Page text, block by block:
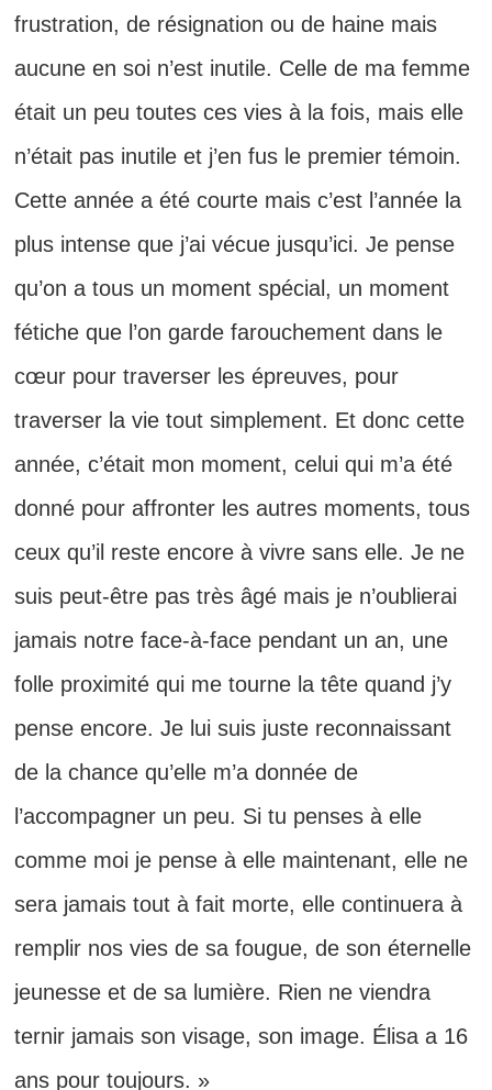
frustration, de résignation ou de haine mais
aucune en soi n’est inutile. Celle de ma femme
était un peu toutes ces vies à la fois, mais elle
n’était pas inutile et j’en fus le premier témoin.
Cette année a été courte mais c’est l’année la
plus intense que j’ai vécue jusqu’ici. Je pense
qu’on a tous un moment spécial, un moment
fétiche que l’on garde farouchement dans le
cœur pour traverser les épreuves, pour
traverser la vie tout simplement. Et donc cette
année, c’était mon moment, celui qui m’a été
donné pour affronter les autres moments, tous
ceux qu’il reste encore à vivre sans elle. Je ne
suis peut-être pas très âgé mais je n’oublierai
jamais notre face-à-face pendant un an, une
folle proximité qui me tourne la tête quand j’y
pense encore. Je lui suis juste reconnaissant
de la chance qu’elle m’a donnée de
l’accompagner un peu. Si tu penses à elle
comme moi je pense à elle maintenant, elle ne
sera jamais tout à fait morte, elle continuera à
remplir nos vies de sa fougue, de son éternelle
jeunesse et de sa lumière. Rien ne viendra
ternir jamais son visage, son image. Élisa a 16
ans pour toujours. »